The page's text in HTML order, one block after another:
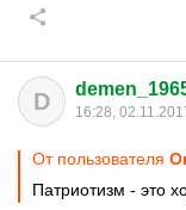
D 16:28,
От пользователя
Патриотизм - это